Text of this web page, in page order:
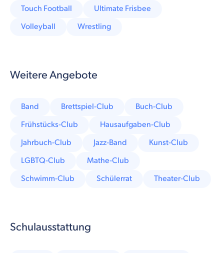
Touch Football
Ultimate Frisbee
Volleyball
Wrestling
Weitere Angebote
Band Brettspiel-Club
Buch-Club
Frühstücks-Club
Hausaufgaben-Club
Jahrbuch-Club
Jazz-Band
Kunst-Club
LGBTQ-Club
Mathe-Club
Schwimm-Club
Schülerrat Theater-Club
Schulausstattung